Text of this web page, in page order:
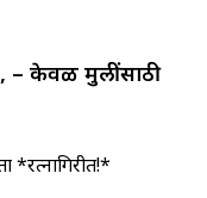
– केवळ मुलींसाठी